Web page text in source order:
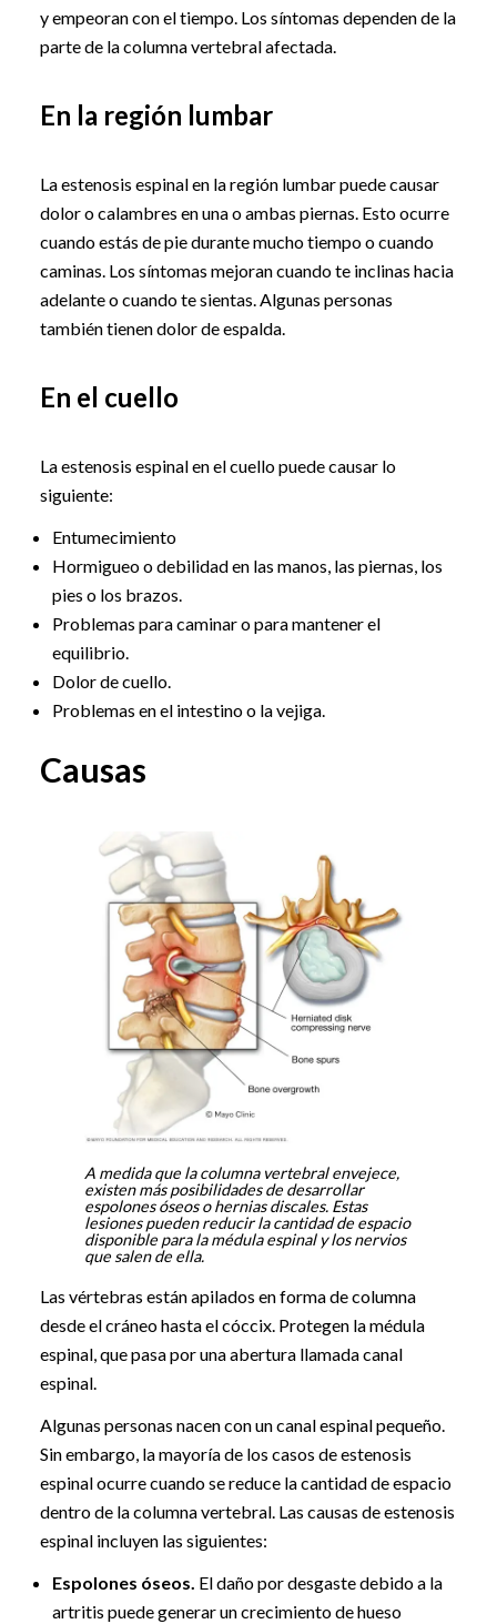
y empeoran con el tiempo. Los síntomas dependen de la
parte de la columna vertebral afectada.
En la región lumbar
La estenosis espinal en la región lumbar puede causar
dolor o calambres en una o ambas piernas. Esto ocurre
cuando estás de pie durante mucho tiempo o cuando
caminas. Los síntomas mejoran cuando te inclinas hacia
adelante o cuando te sientas. Algunas personas
también tienen dolor de espalda.
En el cuello
La estenosis espinal en el cuello puede causar lo
siguiente:
Entumecimiento
Hormigueo o debilidad en las manos, las piernas, los
pies o los brazos.
Problemas para caminar o para mantener el
equilibrio.
Dolor de cuello.
Problemas en el intestino o la vejiga.
Causas
A medida que la columna vertebral envejece,
existen más posibilidades de desarrollar
espolones óseos o hernias discales. Estas
lesiones pueden reducir la cantidad de espacio
disponible para la médula espinal y los nervios
que salen de ella.
Las vértebras están apilados en forma de columna
desde el cráneo hasta el cóccix. Protegen la médula
espinal, que pasa por una abertura llamada canal
espinal.
Algunas personas nacen con un canal espinal pequeño.
Sin embargo, la mayoría de los casos de estenosis
espinal ocurre cuando se reduce la cantidad de espacio
dentro de la columna vertebral. Las causas de estenosis
espinal incluyen las siguientes:
Espolones óseos. El daño por desgaste debido a la
artritis puede generar un crecimiento de hueso